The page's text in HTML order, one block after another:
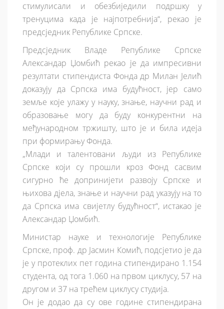
стимулисали и обезбиједили подршку у
тренуцима када је најпотребнија“, рекао је
предсједник Републике Српске.
Предсједник Владе Републике Српске
Александар Џомбић рекао је да импресивни
резултати стипендиста Фонда др Милан Јелић
доказују да Српска има будућност, јер само
земље које улажу у науку, знање, научни рад и
образовање могу да буду конкурентни на
међународном тржишту, што је и била идеја
при формирању Фонда.
„Млади и талентовани људи из Републике
Српске који су прошли кроз Фонд сасвим
сигурно ће допринијети развоју Српске и
њихова дјела, знање и научни рад указују на то
да Српска има свијетлу будућност“, истакао је
Александар Џомбић.
Министар науке и технологије Републике
Српске, проф. др Јасмин Комић, подсјетио је да
је у протеклих пет година стипендирано 1.154
студента, од тога 1.060 на првом циклусу, 57 на
другом и 37 на трећем циклусу студија.
Он је додао да су ове године стипендирана